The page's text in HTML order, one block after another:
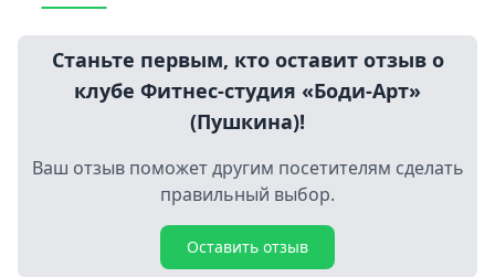
Станьте первым, кто оставит отзыв о
клубе Фитнес-студия «Боди-Арт»
(Пушкина)!
Ваш отзыв поможет другим посетителям сделать
правильный выбор.
Оставить отзыв